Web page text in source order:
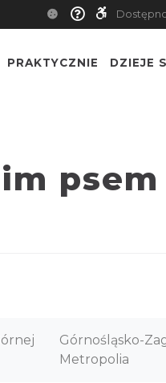
PRAKTYCZNIE DZIEJE
psem
Górnośląsko-
Metropolia